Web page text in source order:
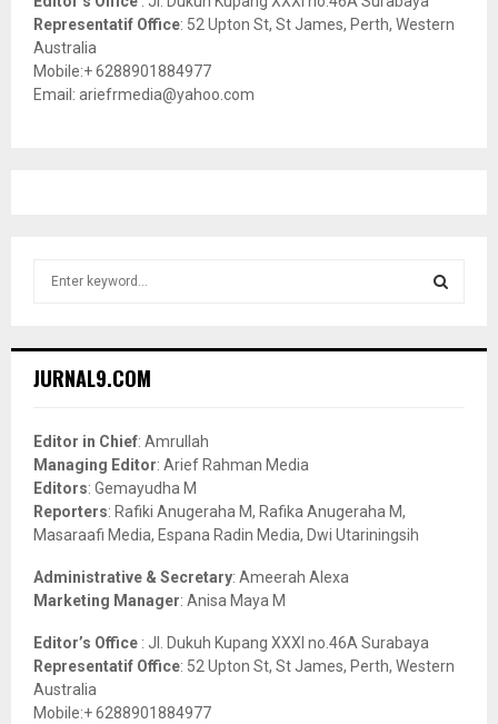
Representatif Office: 52 Upton St, St James, Perth, Western
Australia
Mobile:+ 6288901884977
Email: ariefrmedia@yahoo.com
h
o
r
:
JURNAL9.COM
Editor in Chief: Amrullah
Managing Editor: Arief Rahman Media
Editors: Gemayudha M
Reporters: Rafiki Anugeraha M, Rafika Anugeraha M,
Masaraafi Media, Espana Radin Media, Dwi Utariningsih
Administrative & Secretary: Ameerah Alexa
Marketing Manager: Anisa Maya M
Editor’s Office : Jl. Dukuh Kupang XXXI no.46A Surabaya
Representatif Office: 52 Upton St, St James, Perth, Western
Australia
Mobile:+ 6288901884977